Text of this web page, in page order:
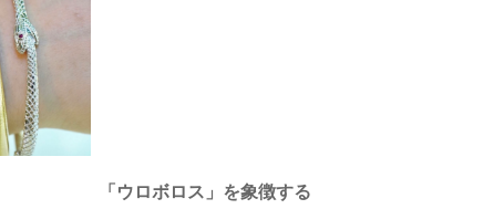
「ウロボロス」を象徴する